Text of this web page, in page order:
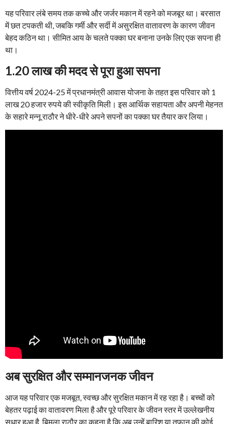
यह परिवार लंबे समय तक कच्चे और जर्जर मकान में रहने को मजबूर था। बरसात
में छत टपकती थी, जबकि गर्मी और सर्दी में असुरक्षित वातावरण के कारण जीवन
बेहद कठिन था। सीमित आय के चलते पक्का घर बनाना उनके लिए एक सपना ही
था।
1.20 लाख की मदद से पूरा हुआ सपना
वित्तीय वर्ष 2024-25 में प्रधानमंत्री आवास योजना के तहत इस परिवार को 1
लाख 20 हजार रुपये की स्वीकृति मिली। इस आर्थिक सहायता और अपनी मेहनत
के सहारे मन्नू राठौर ने धीरे-धीरे अपने सपनों का पक्का घर तैयार कर लिया।
अब सुरक्षित और सम्मानजनक जीवन
आज यह परिवार एक मजबूत, स्वच्छ और सुरक्षित मकान में रह रहा है। बच्चों को
बेहतर पढ़ाई का वातावरण मिला है और पूरे परिवार के जीवन स्तर में उल्लेखनीय
सुधार हुआ है, बिमला राठौर का कहना है कि अब उन्हें बारिश या तूफान की कोई